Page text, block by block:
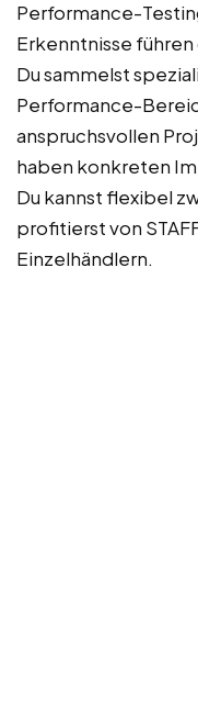
Performance-
Erkenntnisse
Du sammelst
Performance-
anspruchsvollen
haben konkreten
Du kannst flexibel
profitierst von
Einzelhändlern.